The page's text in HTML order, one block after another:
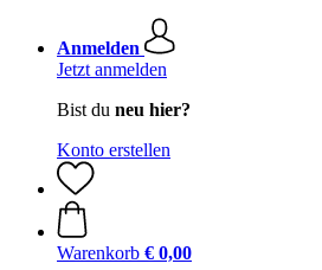
Anmelden
Jetzt anmelden
Bist du neu hier?
Konto erstellen
Warenkorb € 0,00